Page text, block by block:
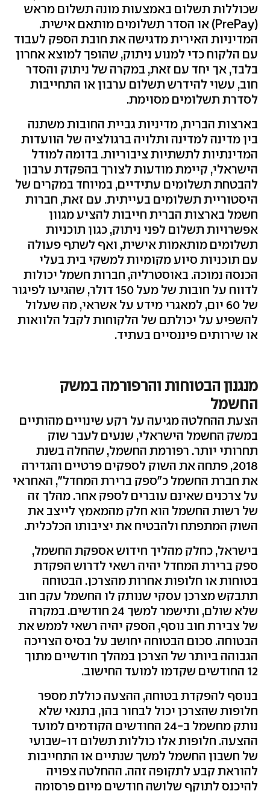
שכוללות תשלום באמצעות מונה תשלום מראש
(PrePay) או הסדר תשלומים מותאם אישית.
המדיניות האירית מדגישה את חובת הספק לעבוד
עם הלקוח כדי למנוע ניתוק, שהופך למוצא אחרון
בלבד, אך יחד עם זאת, במקרה של ניתוק והסדר
חוב, עשוי להידרש תשלום ערבון או התחייבות
לסדרת תשלומים מסוימת.
בארצות הברית, מדיניות גביית החובות משתנה
בין מדינה למדינה ותלויה ברגולציה של הוועדות
המדינתיות לתשתיות ציבוריות. בדומה למודל
הישראלי, קיימת מודעות לצורך בהפקדת ערבון
להבטחת תשלומים עתידיים, במיוחד במקרים של
היסטוריית תשלומים בעייתית. עם זאת, חברות
חשמל בארצות הברית חייבות להציע מגוון
אפשרויות תשלום לפני ניתוק, כגון תוכניות
תשלומים מותאמות אישית, ואף לשתף פעולה
עם תוכניות סיוע מקומיות למשקי בית בעלי
הכנסה נמוכה. באוסטרליה, חברות חשמל יכולות
לדווח על חובות של מעל 150 דולר, שהגיעו לפיגור
של 60 יום, למאגרי מידע על אשראי, מה שעלול
להשפיע על יכולתם של הלקוחות לקבל הלוואות
או שירותים פיננסיים בעתיד.
מנגנון הבטוחות והרפורמה במשק
החשמל
הצעת ההחלטה מגיעה על רקע שינויים מהותיים
במשק החשמל הישראלי, שנעים לעבר שוק
תחרותי יותר. רפורמת החשמל, שהחלה בשנת
2018, פתחה את השוק לספקים פרטיים והגדירה
את חברת החשמל כ"ספק ברירת המחדל", האחראי
על צרכנים שאינם עוברים לספק אחר. מהלך זה
של רשות החשמל הוא חלק מהמאמץ לייצב את
השוק המתפתח ולהבטיח את יציבותו הכלכלית.
בישראל, כחלק מהליך חידוש אספקת החשמל,
ספק ברירת המחדל יהיה רשאי לדרוש הפקדת
בטוחות או חלופות אחרות מהצרכן. הבטוחה
תתבקש מצרכן עסקי שנותק לו החשמל עקב חוב
שלא שולם, ותישמר למשך 24 חודשים. במקרה
של צבירת חוב נוסף, הספק יהיה רשאי לממש את
הבטוחה. סכום הבטוחה יחושב על בסיס הצריכה
הגבוהה ביותר של הצרכן במהלך חודשיים מתוך
12 החודשים שקדמו למועד החישוב.
בנוסף להפקדת בטוחה, ההצעה כוללת מספר
חלופות שהצרכן יכול לבחור בהן, בתנאי שלא
נותק מחשמל ב-24 החודשים הקודמים למועד
ההצעה. חלופות אלו כוללות תשלום דו-שבועי
של חשבון החשמל למשך שנתיים או התחייבות
להוראת קבע לתקופה זהה. ההחלטה צפויה
להיכנס לתוקף שלושה חודשים מיום פרסומה